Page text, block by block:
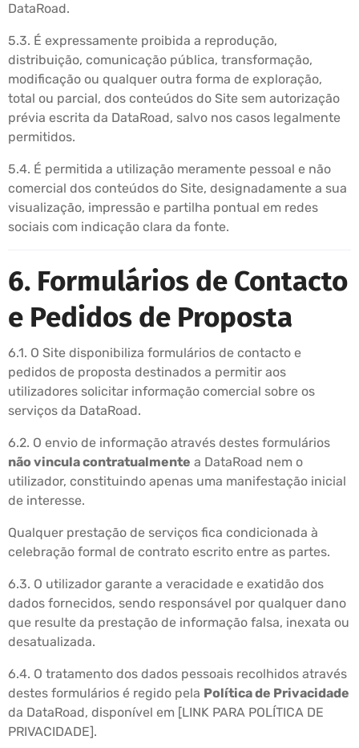
DataRoad.
5.3. É expressamente proibida a reprodução,
distribuição, comunicação pública, transformação,
modificação ou qualquer outra forma de exploração,
total ou parcial, dos conteúdos do Site sem autorização
prévia escrita da DataRoad, salvo nos casos legalmente
permitidos.
5.4. É permitida a utilização meramente pessoal e não
comercial dos conteúdos do Site, designadamente a sua
visualização, impressão e partilha pontual em redes
sociais com indicação clara da fonte.
6. Formulários de Contacto
e Pedidos de Proposta
6.1. O Site disponibiliza formulários de contacto e
pedidos de proposta destinados a permitir aos
utilizadores solicitar informação comercial sobre os
serviços da DataRoad.
6.2. O envio de informação através destes formulários
não vincula contratualmente a DataRoad nem o
utilizador, constituindo apenas uma manifestação inicial
de interesse.
Qualquer prestação de serviços fica condicionada à
celebração formal de contrato escrito entre as partes.
6.3. O utilizador garante a veracidade e exatidão dos
dados fornecidos, sendo responsável por qualquer dano
que resulte da prestação de informação falsa, inexata ou
desatualizada.
6.4. O tratamento dos dados pessoais recolhidos através
destes formulários é regido pela Política de Privacidade
da DataRoad, disponível em [LINK PARA POLÍTICA DE
PRIVACIDADE].